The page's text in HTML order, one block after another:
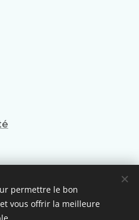
Emy Cré'Art
Cookies
permettre le bon
vous offrir la meilleure